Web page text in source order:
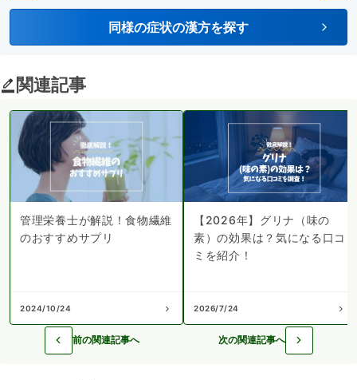
同様の症状の漢方を探す
関連記事
管理栄養士が解説！食物繊維
のおすすめサプリ
2024/10/24
【2026年】グリナ（味の
素）の効果は？気になる口コ
ミを紹介！
2026/7/24
前の関連記事へ 次の関連記事へ